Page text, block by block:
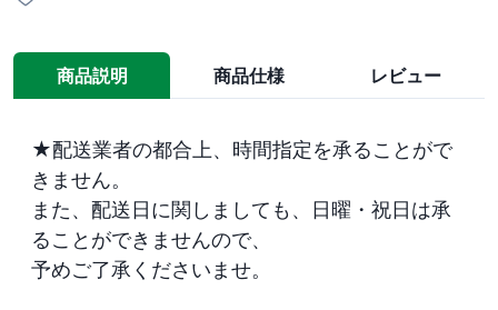
商品説明 商品仕様 レビュー
★配送業者の都合上、時間指定を承ることがで
きません。
また、配送日に関しましても、日曜・祝日は承
ることができませんので、
予めご了承くださいませ。